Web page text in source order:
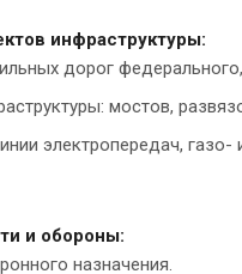
инфраструктуры:
дорог
мостов,
электропередач,
и обороны:
назначения.